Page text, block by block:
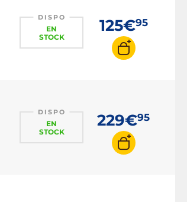
DISPO
EN
STOCK
125€95
DISPO
EN
STOCK
229€95